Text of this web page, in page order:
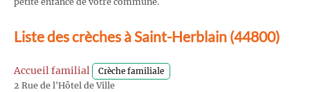
Liste des crèches à Saint-Herblain (44800)
Accueil familial Crèche familiale
2 Rue de l'Hôtel de Ville